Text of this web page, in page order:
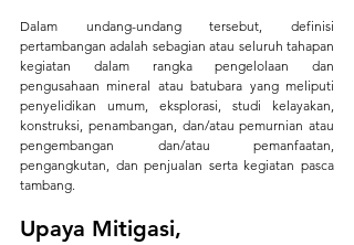
Dalam undang-undang tersebut, definisi
pertambangan adalah sebagian atau seluruh tahapan
kegiatan dalam rangka pengelolaan dan
pengusahaan mineral atau batubara yang meliputi
penyelidikan umum, eksplorasi, studi kelayakan,
konstruksi, penambangan, dan/atau pemurnian atau
pengembangan dan/atau pemanfaatan,
pengangkutan, dan penjualan serta kegiatan pasca
tambang.
Upaya Mitigasi,